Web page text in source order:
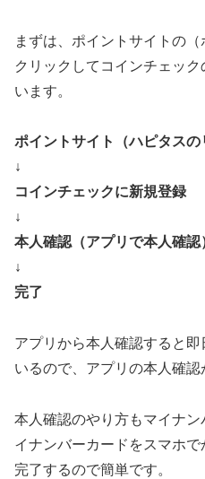
まずは、ポイントサイトの
クリックしてコインチェッ
います。
ポイントサイト（ハピタスの
↓
コインチェックに新規登録
↓
本人確認（アプリで本人確認
↓
完了
アプリから本人確認すると
いるので、アプリの本人確認
本人確認のやり方もマイナ
イナンバーカードをスマホ
完了するので簡単です。